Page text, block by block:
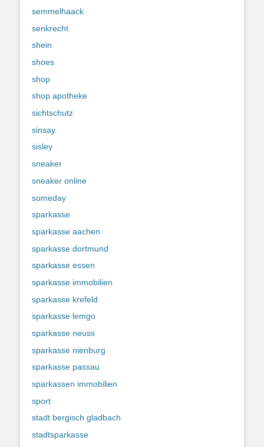
semmelhaack
senkrecht
shein
shoes
shop
shop apotheke
sichtschutz
sinsay
sisley
sneaker
sneaker online
someday
sparkasse
sparkasse aachen
sparkasse dortmund
sparkasse essen
sparkasse immobilien
sparkasse krefeld
sparkasse lemgo
sparkasse neuss
sparkasse nienburg
sparkasse passau
sparkassen immobilien
sport
stadt bergisch gladbach
stadtsparkasse